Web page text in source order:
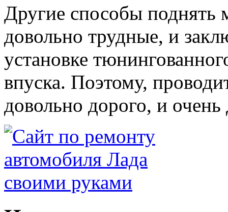
Другие способы поднять
довольно трудные, и
установке
впуска. Поэтому,
довольно дорого, и очень